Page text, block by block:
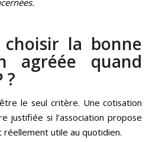
choisir la bonne
agréée quand
?
le seul critère. Une cotisation
justifiée si l’association propose
réellement utile au quotidien.